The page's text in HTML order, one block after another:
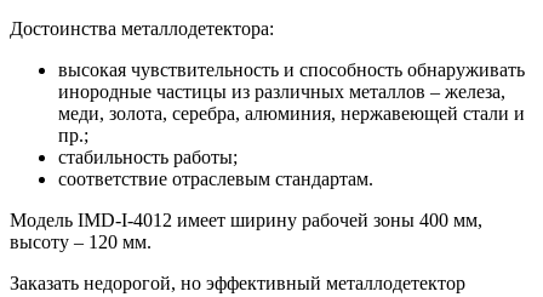
Достоинства металлодетектора:
высокая чувствительность и способность обнаруживать
инородные частицы из различных металлов – железа,
меди, золота, серебра, алюминия, нержавеющей стали и
пр.;
стабильность работы;
соответствие отраслевым стандартам.
Модель IMD-I-4012 имеет ширину рабочей зоны 400 мм,
высоту – 120 мм.
Заказать недорогой, но эффективный металлодетектор